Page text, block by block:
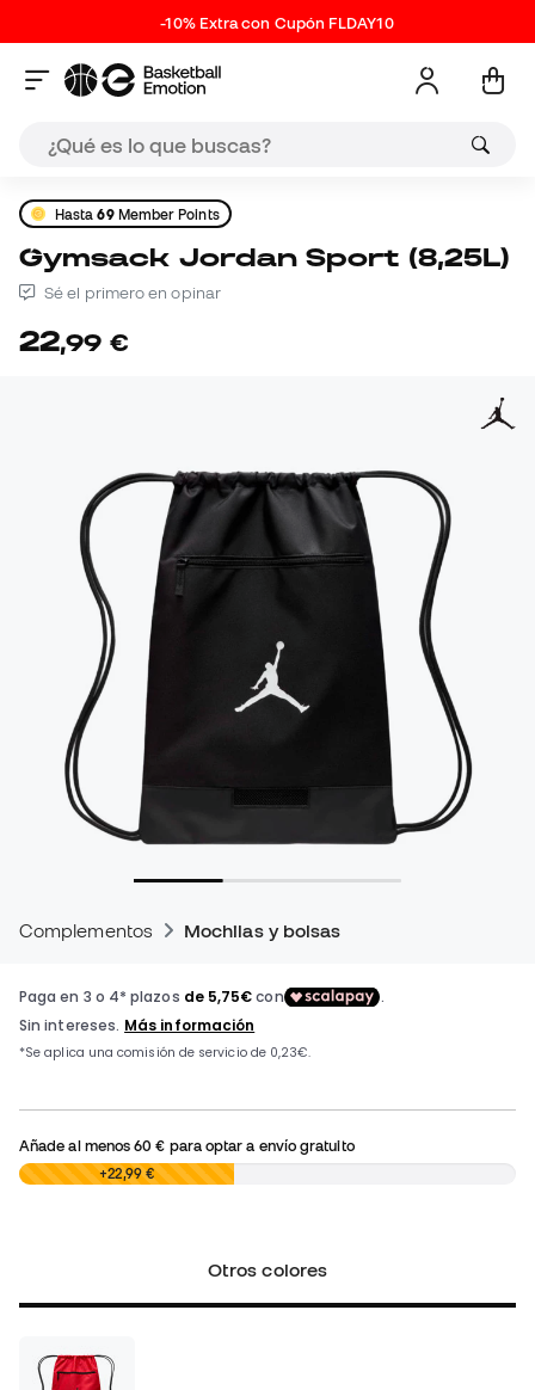
-10% Extra con Cupón FLDAY10
Hasta69Member Points
Gymsack Jordan Sport (8,25L)
Sé el primero en opinar
22,99 €
Complementos Mochilas y bolsas
Añade al menos60 € para optar a envío gratuito
0,00 € +22,99 €
Otros colores